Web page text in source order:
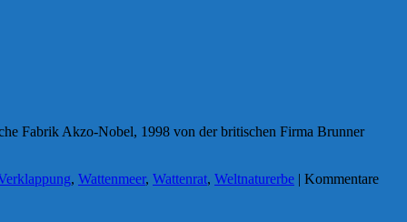
Fabrik Akzo-Nobel, 1998 von der britischen Firma Brunner
, Wattenmeer, Wattenrat, Weltnaturerbe | Kommentare